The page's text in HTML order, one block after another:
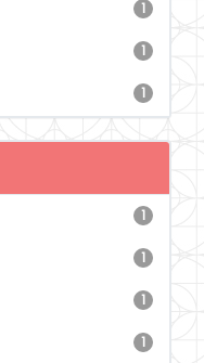
1
1
1
1
1
1
1